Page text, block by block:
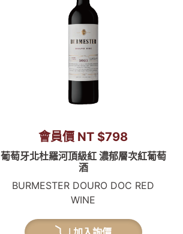
會員價 NT $798
葡萄牙北杜羅河頂級紅 濃郁層次紅葡萄
酒
BURMESTER DOURO DOC RED
WINE